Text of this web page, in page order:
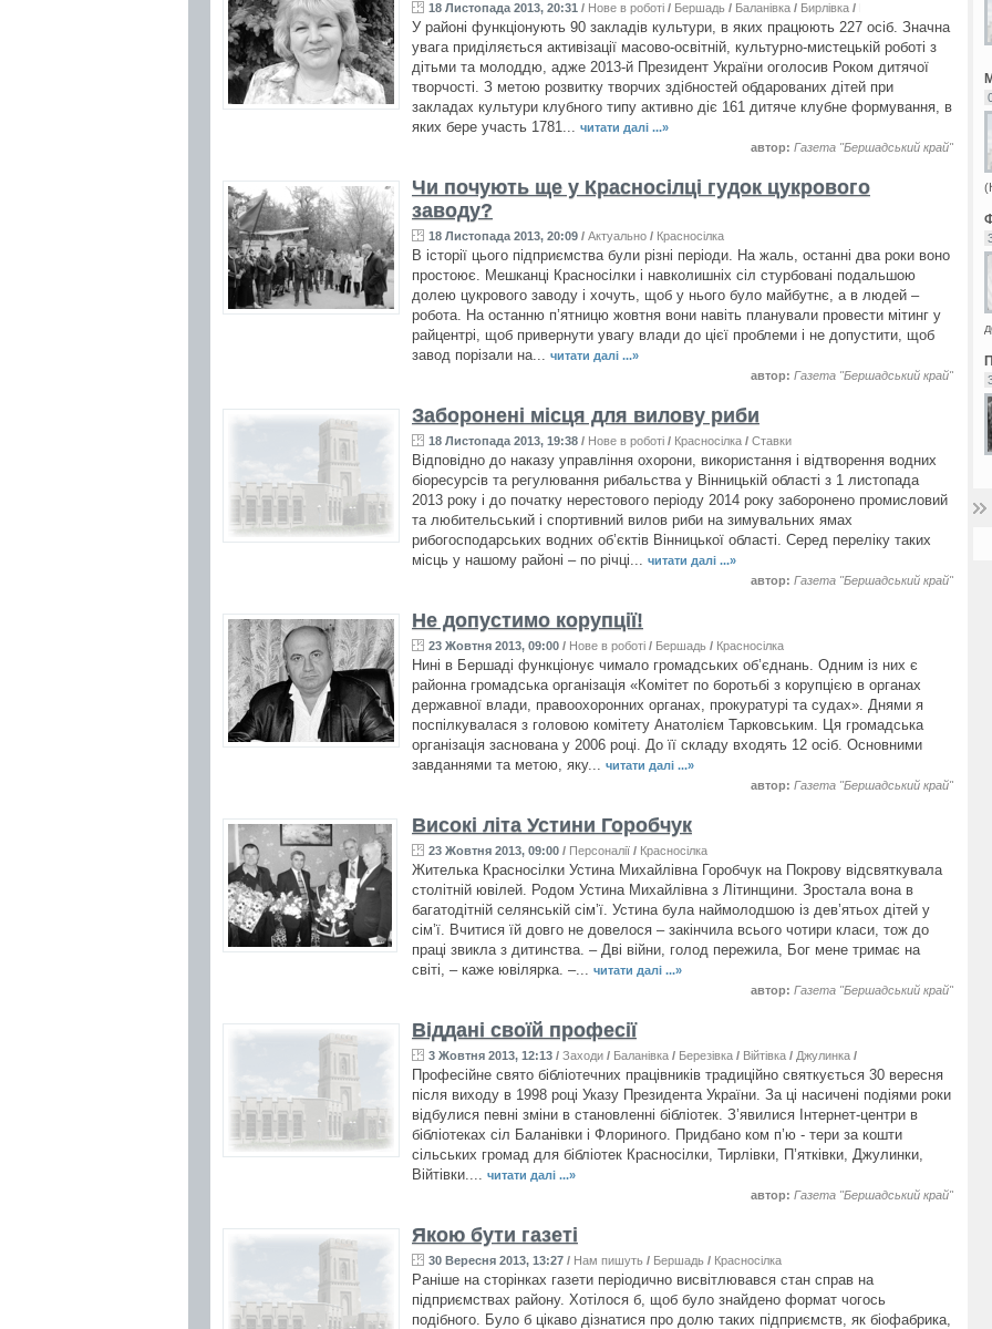
18 Листопада 2013, 20:31 / Нове в роботі / Бершадь / Баланівка / Бирлівка /
У районі функціонують 90 закладів культури, в яких працюють 227 осіб. Значна
увага приділяється активізації масово-освітній, культурно-мистецькій роботі з
дітьми та молоддю, адже 2013-й Президент України оголосив Роком дитячої
творчості. З метою розвитку творчих здібностей обдарованих дітей при
закладах культури клубного типу активно діє 161 дитяче клубне формування, в
яких бере участь 1781... читати далі ...»
автор: Газета "Бершадський край"
Чи почують ще у Красносілці гудок цукрового
заводу?
18 Листопада 2013, 20:09 / Актуально / Красносілка
В історії цього підприємства були різні періоди. На жаль, останні два роки воно
простоює. Мешканці Красносілки і навколишніх сіл стурбовані подальшою
долею цукрового заводу і хочуть, щоб у нього було майбутнє, а в людей –
робота. На останню п’ятницю жовтня вони навіть планували провести мітинг у
райцентрі, щоб привернути увагу влади до цієї проблеми і не допустити, щоб
завод порізали на... читати далі ...»
автор: Газета "Бершадський край"
Заборонені місця для вилову риби
18 Листопада 2013, 19:38 / Нове в роботі / Красносілка / Ставки
Відповідно до наказу управління охорони, використання і відтворення водних
біоресурсів та регулювання рибальства у Вінницькій області з 1 листопада
2013 року і до початку нерестового періоду 2014 року заборонено промисловий
та любительський і спортивний вилов риби на зимувальних ямах
рибогосподарських водних об’єктів Вінницької області. Серед переліку таких
місць у нашому районі – по річці... читати далі ...»
автор: Газета "Бершадський край"
Не допустимо корупції!
23 Жовтня 2013, 09:00 / Нове в роботі / Бершадь / Красносілка
Нині в Бершаді функціонує чимало громадських об’єднань. Одним із них є
районна громадська організація «Комітет по боротьбі з корупцією в органах
державної влади, правоохоронних органах, прокуратурі та судах». Днями я
поспілкувалася з головою комітету Анатолієм Тарковським. Ця громадська
організація заснована у 2006 році. До її складу входять 12 осіб. Основними
завданнями та метою, яку... читати далі ...»
автор: Газета "Бершадський край"
Високі літа Устини Горобчук
23 Жовтня 2013, 09:00 / Персоналії / Красносілка
Жителька Красносілки Устина Михайлівна Горобчук на Покрову відсвяткувала
столітній ювілей. Родом Устина Михайлівна з Літинщини. Зростала вона в
багатодітній селянській сім’ї. Устина була наймолодшою із дев’ятьох дітей у
сім’ї. Вчитися їй довго не довелося – закінчила всього чотири класи, тож до
праці звикла з дитинства. – Дві війни, голод пережила, Бог мене тримає на
світі, – каже ювілярка. –... читати далі ...»
автор: Газета "Бершадський край"
Віддані своїй професії
3 Жовтня 2013, 12:13 / Заходи / Баланівка / Березівка / Війтівка / Джулинка /
Професійне свято бібліотечних працівників традиційно святкується 30 вересня
після виходу в 1998 році Указу Президента України. За ці насичені подіями роки
відбулися певні зміни в становленні бібліотек. З’явилися Інтернет-центри в
бібліотеках сіл Баланівки і Флориного. Придбано ком п’ю - тери за кошти
сільських громад для бібліотек Красносілки, Тирлівки, П’ятківки, Джулинки,
Війтівки.... читати далі ...»
автор: Газета "Бершадський край"
Якою бути газеті
30 Вересня 2013, 13:27 / Нам пишуть / Бершадь / Красносілка
Раніше на сторінках газети періодично висвітлювався стан справ на
підприємствах району. Хотілося б, щоб було знайдено формат чогось
подібного. Було б цікаво дізнатися про долю таких підприємств, як біофабрика,